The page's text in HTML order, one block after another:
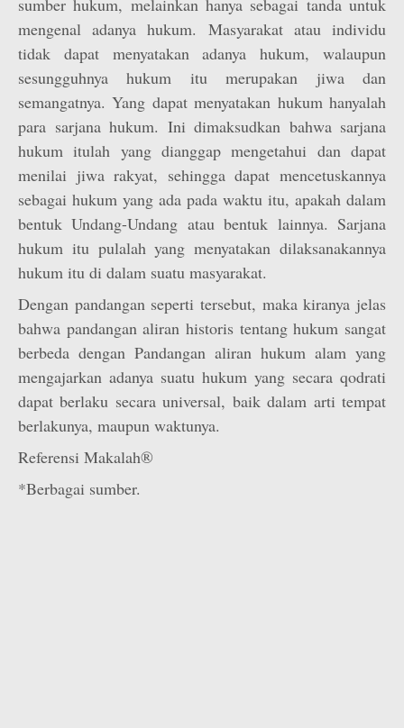
sumber hukum, melainkan hanya sebagai tanda untuk
mengenal adanya hukum. Masyarakat atau individu
tidak dapat menyatakan adanya hukum, walaupun
sesungguhnya hukum itu merupakan jiwa dan
semangatnya. Yang dapat menyatakan hukum hanyalah
para sarjana hukum. Ini dimaksudkan bahwa sarjana
hukum itulah yang dianggap mengetahui dan dapat
menilai jiwa rakyat, sehingga dapat mencetuskannya
sebagai hukum yang ada pada waktu itu, apakah dalam
bentuk Undang-Undang atau bentuk lainnya. Sarjana
hukum itu pulalah yang menyatakan dilaksanakannya
hukum itu di dalam suatu masyarakat.
Dengan pandangan seperti tersebut, maka kiranya jelas
bahwa pandangan aliran historis tentang hukum sangat
berbeda dengan Pandangan aliran hukum alam yang
mengajarkan adanya suatu hukum yang secara qodrati
dapat berlaku secara universal, baik dalam arti tempat
berlakunya, maupun waktunya.
Referensi Makalah®
*Berbagai sumber.